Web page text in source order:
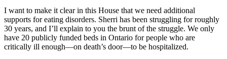
I want to make it clear in this House that we need additional
supports for eating disorders. Sherri has been struggling for roughly
30 years, and I’ll explain to you the brunt of the struggle. We only
have 20 publicly funded beds in Ontario for people who are
critically ill enough—on death’s door—to be hospitalized.